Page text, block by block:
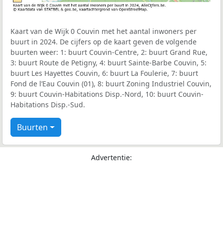
Kaart van de Wijk 0 Couvin met het aantal inwoners per
buurt in 2024. De cijfers op de kaart geven de volgende
buurten weer: 1: buurt Couvin-Centre, 2: buurt Grand Rue,
3: buurt Route de Petigny, 4: buurt Sainte-Barbe Couvin, 5:
buurt Les Hayettes Couvin, 6: buurt La Foulerie, 7: buurt
Fond de l’Eau Couvin (01), 8: buurt Zoning Industriel Couvin,
9: buurt Couvin-Habitations Disp.-Nord, 10: buurt Couvin-
Habitations Disp.-Sud.
Buurten
Advertentie: